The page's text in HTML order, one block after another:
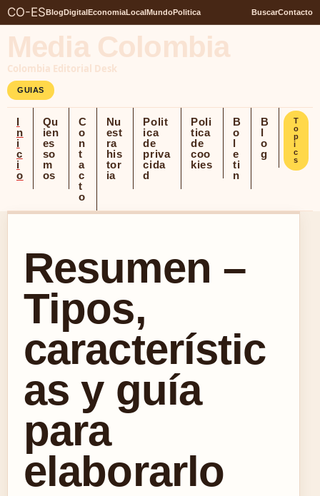
CO-ESBlogDigitalEconomiaLocalMundoPolitica BuscarContacto
Media Colombia
Colombia Editorial Desk
GUIAS
I
n
i
c
i
o
Qu
ien
es
so
m
os
C
o
n
t
a
c
t
o
Nu
est
ra
his
tor
ia
Polit
ica
de
priva
cida
d
Poli
tica
de
coo
kies
B
o
l
e
ti
n
B
l
o
g
T
o
p
i
c
s
Resumen –
Tipos,
característic
as y guía
para
elaborarlo